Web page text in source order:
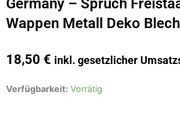
Germany – Spruch
Wappen Metall Deko
18,50 € inkl. gesetzlicher
Verfügbarkeit: Vorrätig
Schild